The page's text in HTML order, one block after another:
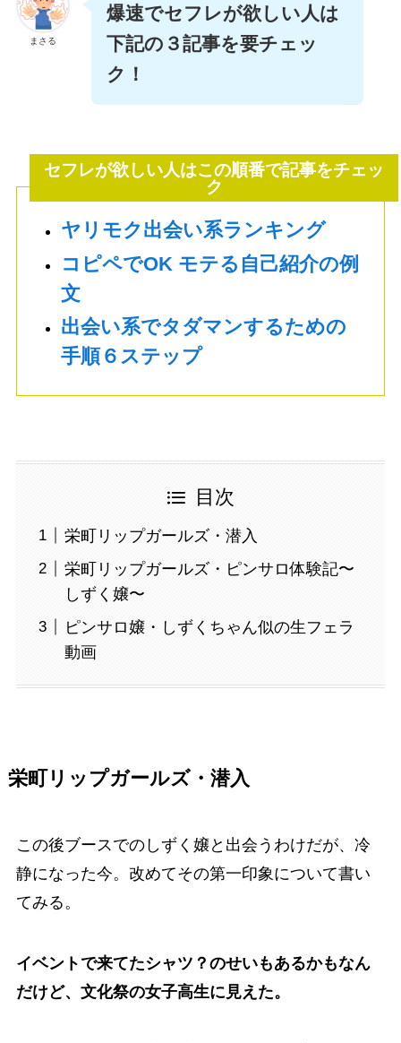
まさる
爆速でセフレが欲しい人は
下記の３記事を要チェッ
ク！
セフレが欲しい人はこの順番で記事をチェッ
ク
ヤリモク出会い系ランキング
コピペでOK モテる自己紹介の例
文
出会い系でタダマンするための
手順６ステップ
目次
栄町リップガールズ・潜入
栄町リップガールズ・ピンサロ体験記〜
しずく嬢〜
ピンサロ嬢・しずくちゃん似の生フェラ
動画
栄町リップガールズ・潜入
この後ブースでのしずく嬢と出会うわけだが、冷
静になった今。改めてその第一印象について書い
てみる。
イベントで来てたシャツ？のせいもあるかもなん
だけど、文化祭の女子高生に見えた。